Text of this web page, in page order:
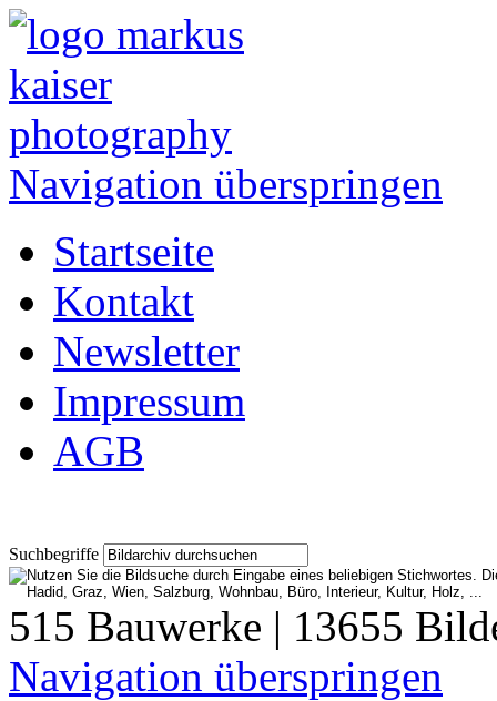
Navigation überspringen
Startseite
Kontakt
Newsletter
Impressum
AGB
Suchbegriffe
515 Bauwerke | 13655
Navigation überspringen